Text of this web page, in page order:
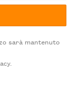
sarà mantenuto